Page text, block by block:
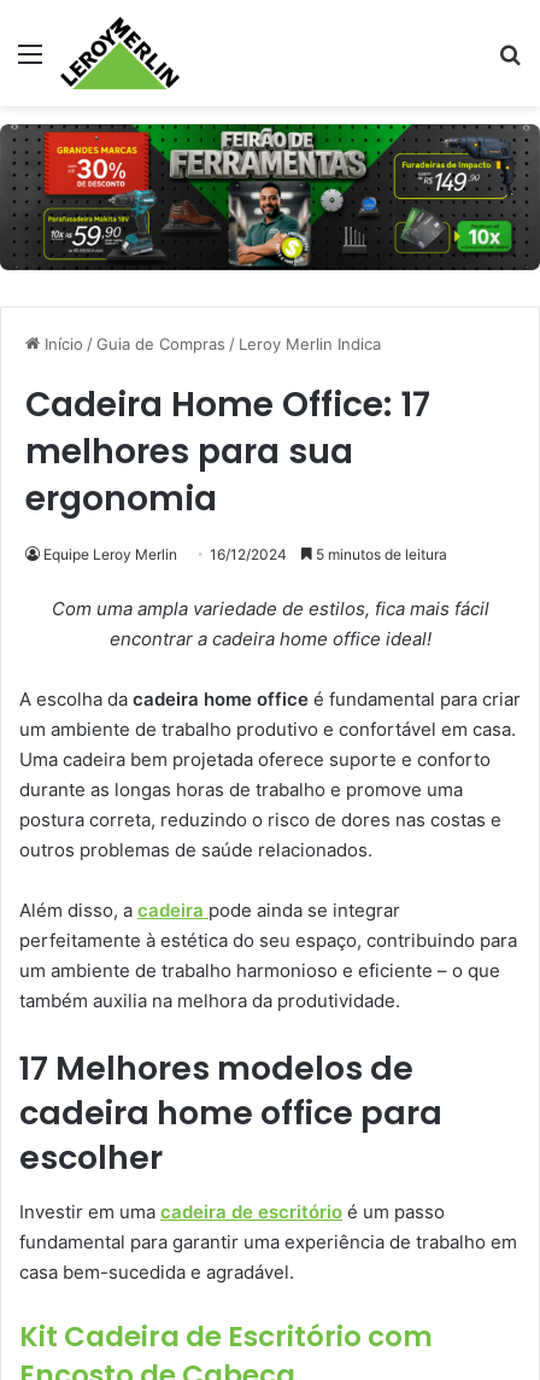
Menu
Início /Guia de Compras / Leroy Merlin Indica
Cadeira Home Office: 17
melhores para sua
ergonomia
Equipe Leroy Merlin 16/12/2024 5 minutos de leitura
Com uma ampla variedade de estilos, fica mais fácil
encontrar a cadeira home office ideal!
A escolha da cadeira home office é fundamental para criar
um ambiente de trabalho produtivo e confortável em casa.
Uma cadeira bem projetada oferece suporte e conforto
durante as longas horas de trabalho e promove uma
postura correta, reduzindo o risco de dores nas costas e
outros problemas de saúde relacionados.
Além disso, a cadeira pode ainda se integrar
perfeitamente à estética do seu espaço, contribuindo para
um ambiente de trabalho harmonioso e eficiente – o que
também auxilia na melhora da produtividade.
17 Melhores modelos de
cadeira home office para
escolher
Investir em uma cadeira de escritório é um passo
fundamental para garantir uma experiência de trabalho em
casa bem-sucedida e agradável.
Kit Cadeira de Escritório com